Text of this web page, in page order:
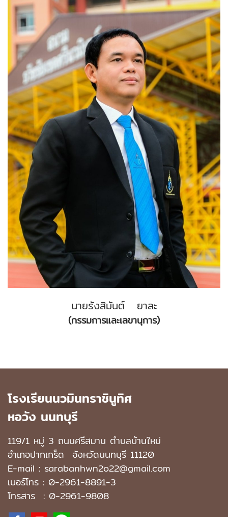
นายรังสิมันต์ ยาละ
(กรรมการและเลขานุการ)
โรงเรียนนวมินทราชินูทิศ
หอวัง นนทบุรี
119/1 หมู่ 3 ถนนศรีสมาน ตำบลบ้านใหม่
อำเภอปากเกร็ด จังหวัดนนทบุรี 11120
E-mail : sarabanhwn2o22@gmail.com
เบอร์โทร : 0-2961-8891-3
โทรสาร : 0-2961-9808